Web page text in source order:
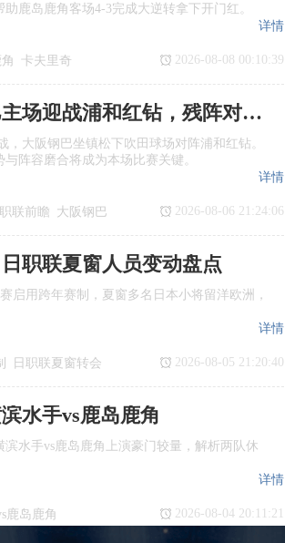
鹿岛鹿角客场4‑3完成大逆转拿下开门红。
卡夫里奇
详情
2026-08-08 00:10:39
日职联前瞻：大阪钢巴主场迎战浦和红钻，残阵对决看点十足
，大阪钢巴坐镇松下吹田球场对阵浦和红钻。
阵容磨合将成为本场比赛关键。
联前瞻
大阪钢巴
详情
2026-08-06 21:24:06
职联夏窗人员变动盘点
启用跨年赛制，夏窗多名日本小将留洋欧洲，
日职联夏窗转会
详情
2026-08-05 21:20:40
水手vs鹿岛鹿角
水手vs鹿岛鹿角上演豪门较量，解析两队休
鹿岛鹿角
详情
2026-08-04 20:11:21